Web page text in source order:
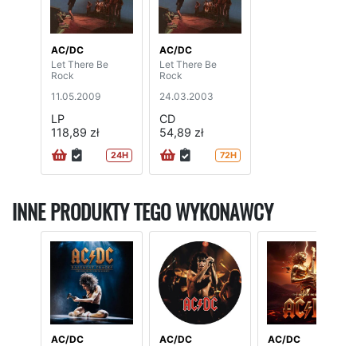
AC/DC
Let There Be
Rock
11.05.2009
LP
118,89 zł
24H
AC/DC
Let There Be
Rock
24.03.2003
CD
54,89 zł
72H
INNE PRODUKTY TEGO WYKONAWCY
AC/DC
AC/DC
AC/DC